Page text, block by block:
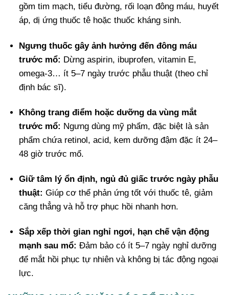
gồm tim mạch, tiểu đường, rối loạn đông máu, huyết
áp, dị ứng thuốc tê hoặc thuốc kháng sinh.
Ngưng thuốc gây ảnh hưởng đến đông máu
trước mổ: Dừng aspirin, ibuprofen, vitamin E,
omega-3… ít 5–7 ngày trước phẫu thuật (theo chỉ
định bác sĩ).
Không trang điểm hoặc dưỡng da vùng mắt
trước mổ: Ngưng dùng mỹ phẩm, đặc biệt là sản
phẩm chứa retinol, acid, kem dưỡng đậm đặc ít 24–
48 giờ trước mổ.
Giữ tâm lý ổn định, ngủ đủ giấc trước ngày phẫu
thuật:Giúp cơ thể phản ứng tốt với thuốc tê, giảm
căng thẳng và hỗ trợ phục hồi nhanh hơn.
Sắp xếp thời gian nghỉ ngơi, hạn chế vận động
mạnh sau mổ:Đảm bảo có ít 5–7 ngày nghỉ dưỡng
để mắt hồi phục tự nhiên và không bị tác động ngoại
lực.